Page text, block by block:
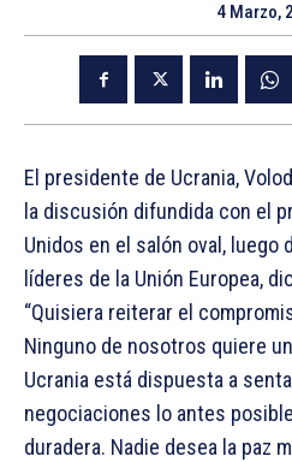
4 Marzo,
El presidente de Ucrania,
la discusión difundida con el
Unidos en el salón oval, luego
líderes de la Unión Europea,
“Quisiera reiterar el
Ninguno de nosotros quiere
Ucrania está dispuesta a
negociaciones lo antes
duradera. Nadie desea la paz